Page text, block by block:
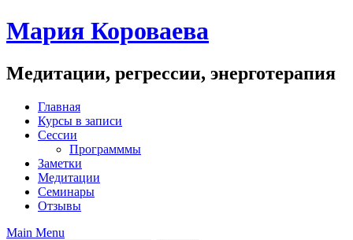
Skip
to
Мария Короваева
Медитации, регрессии, энерготерапия
Главная
Курсы в записи
Сессии
Программмы
Заметки
Медитации
Семинары
Отзывы
Main Menu